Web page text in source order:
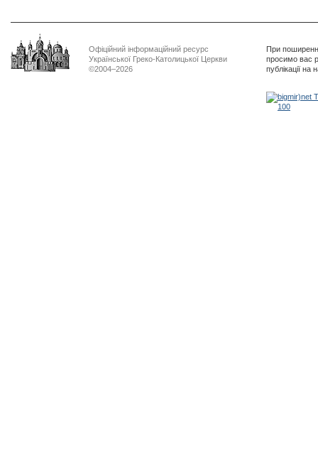
Офіційний інформаційний ресурс
Української Греко-Католицької Церкви
©2004–2026
При
просимо вас
публікації на